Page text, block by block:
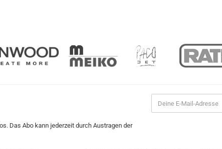
Das Abo kann jederzeit durch Austragen der